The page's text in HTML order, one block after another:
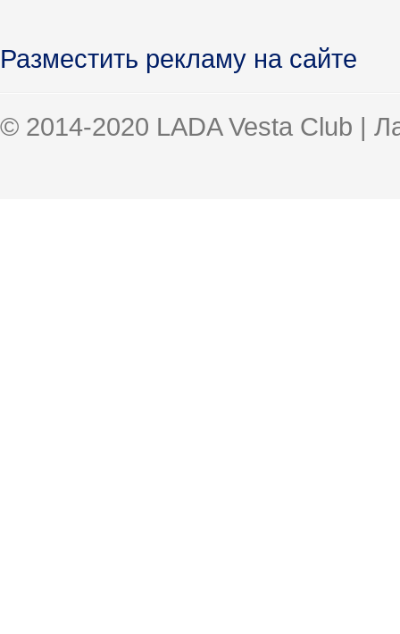
Разместить рекламу на сайте
© 2014-2020 LADA Vesta Club |